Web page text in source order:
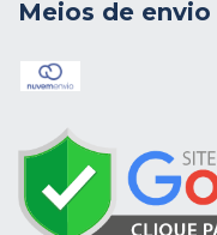
Meios de envio